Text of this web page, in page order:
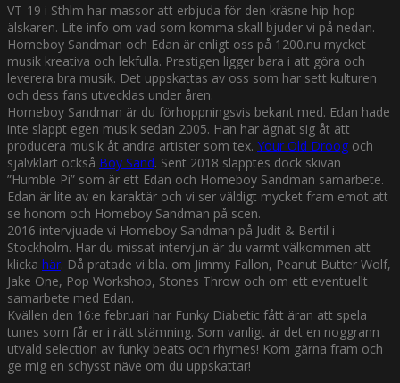
VT-19 i Sthlm har massor att erbjuda för den kräsne hip-hop
älskaren. Lite info om vad som komma skall bjuder vi på nedan.
Homeboy Sandman och Edan är enligt oss på 1200.nu mycket
musik kreativa och lekfulla. Prestigen ligger bara i att göra och
leverera bra musik. Det uppskattas av oss som har sett kulturen
och dess fans utvecklas under åren.
Homeboy Sandman är du förhoppningsvis bekant med. Edan hade
inte släppt egen musik sedan 2005. Han har ägnat sig åt att
producera musik åt andra artister som tex. Your Old Droog och
självklart också Boy Sand. Sent 2018 släpptes dock skivan
”Humble Pi” som är ett Edan och Homeboy Sandman samarbete.
Edan är lite av en karaktär och vi ser väldigt mycket fram emot att
se honom och Homeboy Sandman på scen.
2016 intervjuade vi Homeboy Sandman på Judit & Bertil i
Stockholm. Har du missat intervjun är du varmt välkommen att
klicka här. Då pratade vi bla. om Jimmy Fallon, Peanut Butter Wolf,
Jake One, Pop Workshop, Stones Throw och om ett eventuellt
samarbete med Edan.
Kvällen den 16:e februari har Funky Diabetic fått äran att spela
tunes som får er i rätt stämning. Som vanligt är det en noggrann
utvald selection av funky beats och rhymes! Kom gärna fram och
ge mig en schysst näve om du uppskattar!